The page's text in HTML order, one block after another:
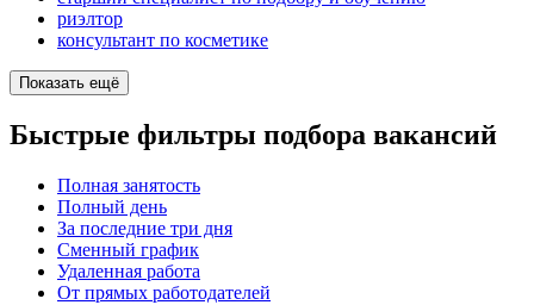
риэлтор
консультант по косметике
Показать ещё
Быстрые фильтры подбора вакансий
Полная занятость
Полный день
За последние три дня
Сменный график
Удаленная работа
От прямых работодателей